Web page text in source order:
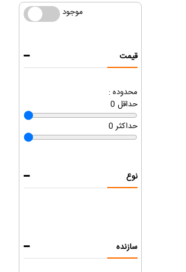
موجود موجود
قیمت
محدوده :
0 حداقل
0 حداکثر
نوع
سازنده